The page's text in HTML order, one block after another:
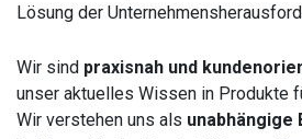
Lösung der
Wir sind praxisnah und
unser aktuelles Wissen in Produkte
Wir verstehen uns als unabhängige